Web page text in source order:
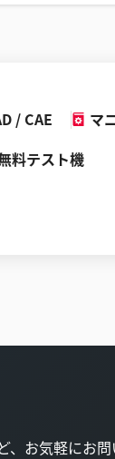
/ CAE マ
料テスト機
お気軽にお問